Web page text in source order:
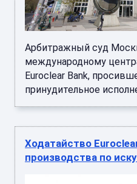
Арбитражный суд
международному
Euroclear Bank,
принудительное
Ходатайство
производства по